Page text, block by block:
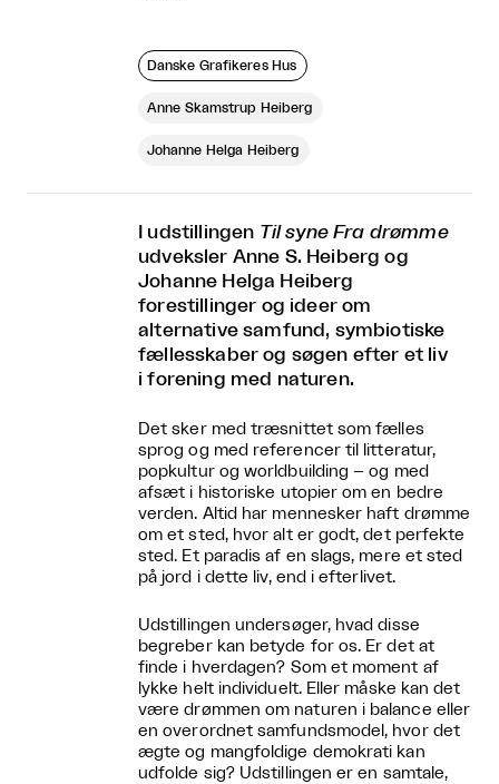
Danske Grafikeres Hus
Anne Skamstrup Heiberg
Johanne Helga Heiberg
I udstillingen Til syne Fra drømme
udveksler Anne S. Heiberg og
Johanne Helga Heiberg
forestillinger og ideer om
alternative samfund, symbiotiske
fællesskaber og søgen efter et liv
i forening med naturen.
Det sker med træsnittet som fælles
sprog og med referencer til litteratur,
popkultur og worldbuilding – og med
afsæt i historiske utopier om en bedre
verden. Altid har mennesker haft drømme
om et sted, hvor alt er godt, det perfekte
sted. Et paradis af en slags, mere et sted
på jord i dette liv, end i efterlivet.
Udstillingen undersøger, hvad disse
begreber kan betyde for os. Er det at
finde i hverdagen? Som et moment af
lykke helt individuelt. Eller måske kan det
være drømmen om naturen i balance eller
en overordnet samfundsmodel, hvor det
ægte og mangfoldige demokrati kan
udfolde sig? Udstillingen er en samtale,